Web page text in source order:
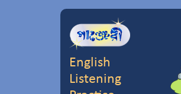
English
Listening